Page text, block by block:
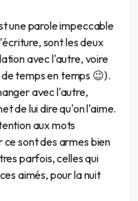
une parole impeccable
sont les deux
avec l'autre, voire
temps en temps 😉).
avec l'autre,
de lui dire qu'on l'aime.
aux mots
sont des armes bien
parfois, celles qui
aimés, pour la nuit